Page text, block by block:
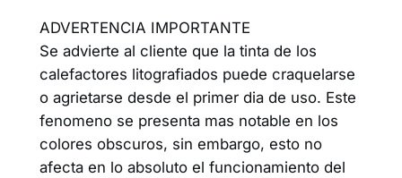
ADVERTENCIA IMPORTANTE
Se advierte al cliente que la tinta de los
calefactores litografiados puede craquelarse
o agrietarse desde el primer dia de uso. Este
fenomeno se presenta mas notable en los
colores obscuros, sin embargo, esto no
afecta en lo absoluto el funcionamiento del